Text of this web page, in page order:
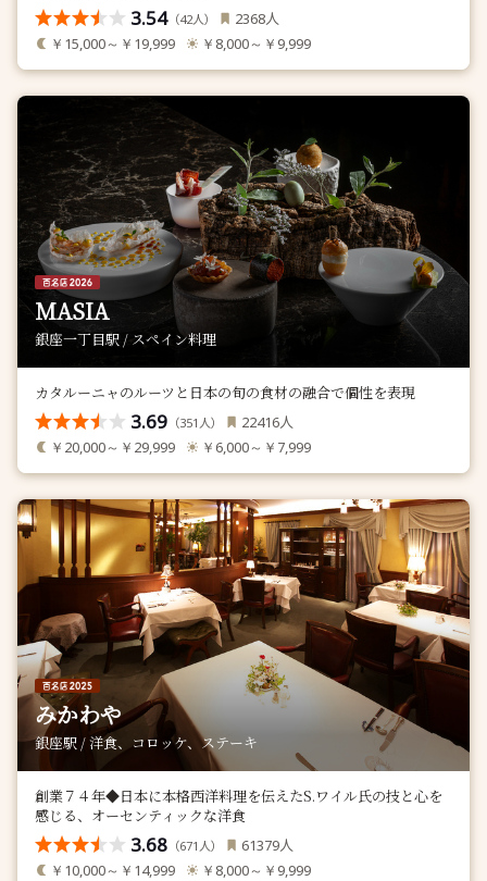
3.54（42人） 2368人
￥15,000～￥19,999 ￥8,000～￥9,999
MASIA
銀座一丁目駅 / スペイン料理
カタルーニャのルーツと日本の旬の食材の融合で個性を表現
3.69 （351 人） 22416人
￥20,000～￥29,999 ￥6,000～￥7,999
みかわや
銀座駅 / 洋食、コロッケ、ステーキ
創業７４年◆日本に本格西洋料理を伝えたS.ワイル氏の技と心を
感じる、オーセンティックな洋食
3.68 （671 人） 61379人
￥10,000～￥14,999 ￥8,000～￥9,999